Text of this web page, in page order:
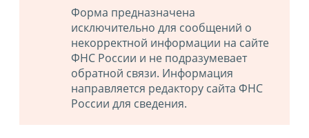
Форма предназначена
исключительно для сообщений о
некорректной информации на сайте
ФНС России и не подразумевает
обратной связи. Информация
направляется редактору сайта ФНС
России для сведения.